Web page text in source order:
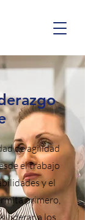
de agilidad
el trabajo
y el
primero,
liderar a los